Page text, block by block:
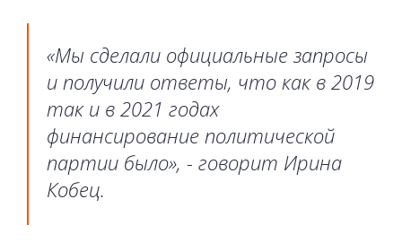
«Мы сделали официальные запросы
и получили ответы, что как в 2019
так и в 2021 годах
финансирование политической
партии было», - говорит Ирина
Кобец.